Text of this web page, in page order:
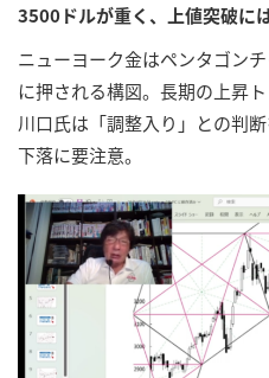
3500ドルが重く、上値突破に
ニューヨーク金はペンタゴン
に押される構図。長期の上昇
川口氏は「調整入り」との判
下落に要注意。